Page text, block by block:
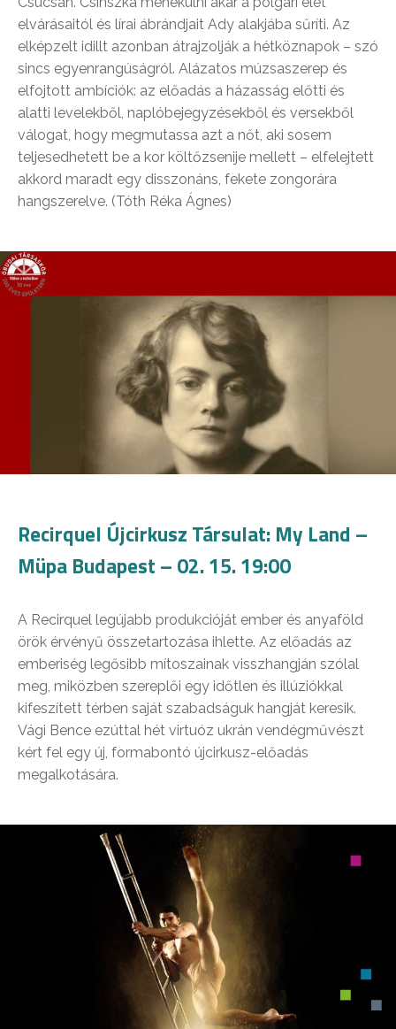
elvárásaitól és lírai ábrándjait Ady alakjába sűríti. Az
elképzelt idillt azonban átrajzolják a hétköznapok – szó
sincs egyenrangúságról. Alázatos múzsaszerep és
elfojtott ambíciók: az előadás a házasság előtti és
alatti levelekből, naplóbejegyzésekből és versekből
válogat, hogy megmutassa azt a nőt, aki sosem
teljesedhetett be a kor költőzsenije mellett – elfelejtett
akkord maradt egy disszonáns, fekete zongorára
hangszerelve. (Tóth Réka Ágnes)
Recirquel Újcirkusz Társulat: My Land –
Müpa Budapest – 02. 15. 19:00
A Recirquel legújabb produkcióját ember és anyaföld
örök érvényű összetartozása ihlette. Az előadás az
emberiség legősibb mítoszainak visszhangján szólal
meg, miközben szereplői egy időtlen és illúziókkal
kifeszített térben saját szabadságuk hangját keresik.
Vági Bence ezúttal hét virtuóz ukrán vendégművészt
kért fel egy új, formabontó újcirkusz-előadás
megalkotására.